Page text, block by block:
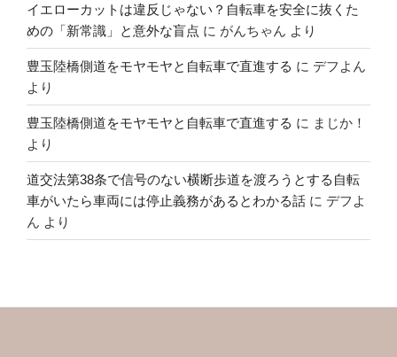
イエローカットは違反じゃない？自転車を安全に抜くた
めの「新常識」と意外な盲点 に がんちゃん より
豊玉陸橋側道をモヤモヤと自転車で直進する に デフよん
より
豊玉陸橋側道をモヤモヤと自転車で直進する に まじか！
より
道交法第38条で信号のない横断歩道を渡ろうとする自転
車がいたら車両には停止義務があるとわかる話 に デフよ
ん より